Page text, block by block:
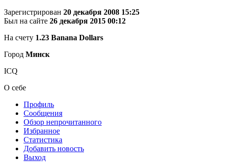
Зарегистрирован 20 декабря 2008 15:25
Был на сайте 26 декабря 2015 00:12
На счету 1.23 Banana Dollars
Город Минск
ICQ
О себе
Профиль
Сообщения
Обзор непрочитанного
Избранное
Статистика
Добавить новость
Выход